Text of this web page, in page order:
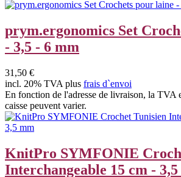
prym.ergonomics Set
- 3,5 - 6 mm
31,50 €
incl. 20% TVA plus frais d`envoi
En fonction de l'adresse de livraison, la TVA
caisse peuvent varier.
KnitPro SYMFONIE
Interchangeable 15 cm -